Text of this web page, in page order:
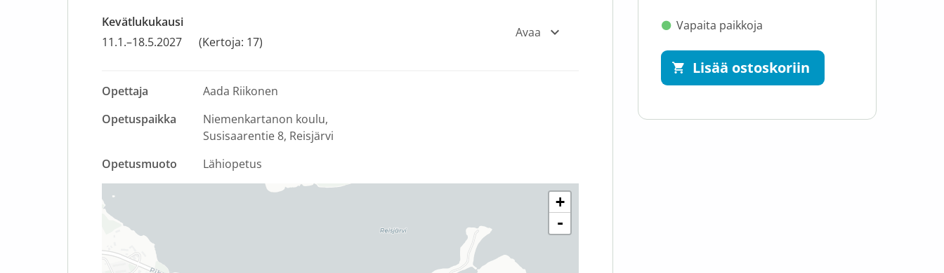
Kevätlukukausi
11.1.–18.5.2027
(Kertoja: 17)
Avaa
Opettaja
Aada Riikonen
Opetuspaikka
Niemenkartanon koulu
Susisaarentie 8 Reisjärvi
Opetusmuoto
Lähiopetus
+
-
Vapaita paikkoja
Lisää ostoskoriin